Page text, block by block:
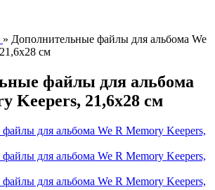
» Дополнительные файлы для альбома We
см
файлы для альбома
Keepers, 21,6х28 см